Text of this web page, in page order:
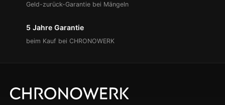
Geld-zurück-Garantie bei Mängeln
5 Jahre Garantie
beim Kauf bei CHRONOWERK